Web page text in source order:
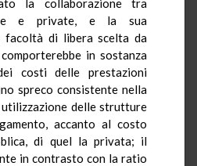
la collaborazione tra
e private, e la sua
facoltà di libera scelta da
in sostanza
costi delle prestazioni
spreco consistente nella
delle strutture
accanto al costo
di quel la privata; il
in contrasto con la ratio